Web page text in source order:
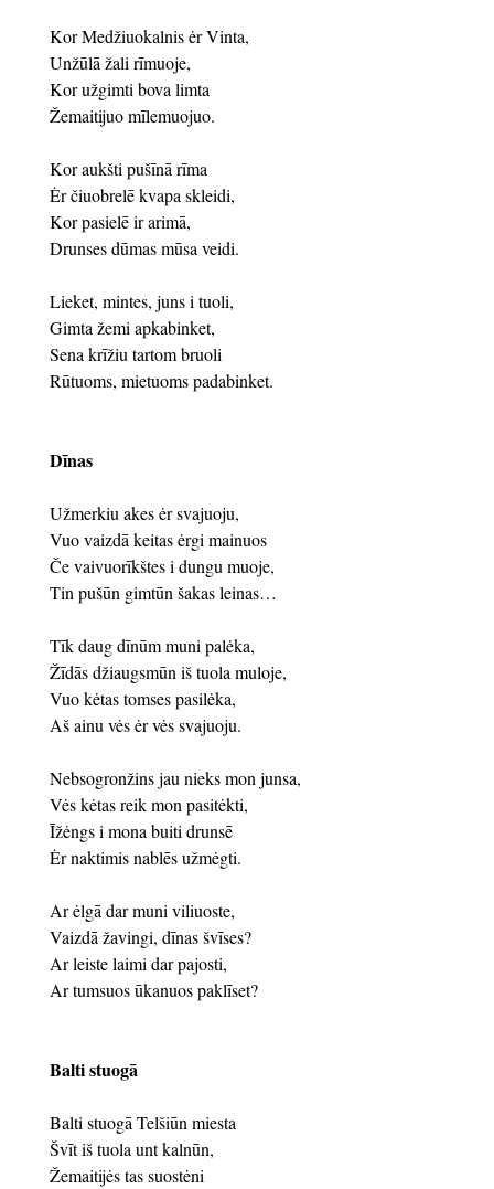
Kor Medžiuokalnis ėr Vinta,
Unžūlā žali rīmuoje,
Kor užgimti bova limta
Žemaitijuo mīlemuojuo.
Kor aukšti pušīnā rīma
Ėr čiuobrelē kvapa skleidi,
Kor pasielē ir arimā,
Drunses dūmas mūsa veidi.
Lieket, mintes, juns i tuoli,
Gimta žemi apkabinket,
Sena krīžiu tartom bruoli
Rūtuoms, mietuoms padabinket.
Dīnas
Užmerkiu akes ėr svajuoju,
Vuo vaizdā keitas ėrgi mainuos
Če vaivuorīkštes i dungu muoje,
Tin pušūn gimtūn šakas leinas…
Tīk daug dīnūm muni palėka,
Žīdās džiaugsmūn iš tuola muloje,
Vuo kėtas tomses pasilėka,
Aš ainu vės ėr vės svajuoju.
Nebsogronžins jau nieks mon junsa,
Vės kėtas reik mon pasitėkti,
Īžėngs i mona buiti drunsē
Ėr naktimis nablēs užmėgti.
Ar ėlgā dar muni viliuoste,
Vaizdā žavingi, dīnas švīses?
Ar leiste laimi dar pajosti,
Ar tumsuos ūkanuos paklīset?
Balti stuogā
Balti stuogā Telšiūn miesta
Švīt iš tuola unt kalnūn,
Žemaitijės tas suostėni